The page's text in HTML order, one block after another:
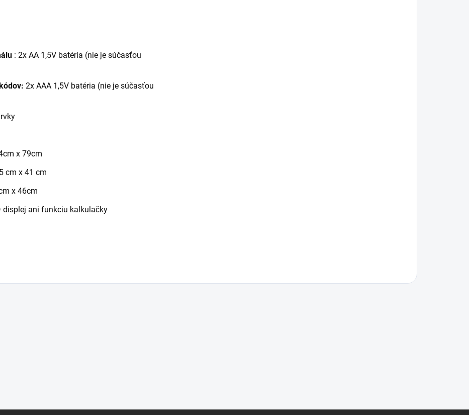
: 2x AA 1,5V batéria (nie je súčasťou
2x AAA 1,5V batéria (nie je súčasťou
x 79cm
cm x 41 cm
x 46cm
displej ani funkciu kalkulačky